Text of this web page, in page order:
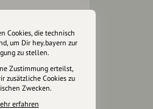
Region und
uns besuchen
vorschlagen
Cookies, die technisch
um Dir hey.bayern zur
zu stellen.
Zustimmung erteilst,
zusätzliche Cookies zu
Zwecken.
erfahren